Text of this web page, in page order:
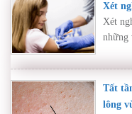
Xét
Xét
những
Tất
lông